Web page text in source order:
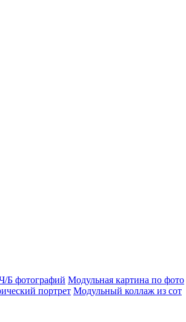
Б фотографий Модульная картина по фото
портрет Модульный коллаж из сот